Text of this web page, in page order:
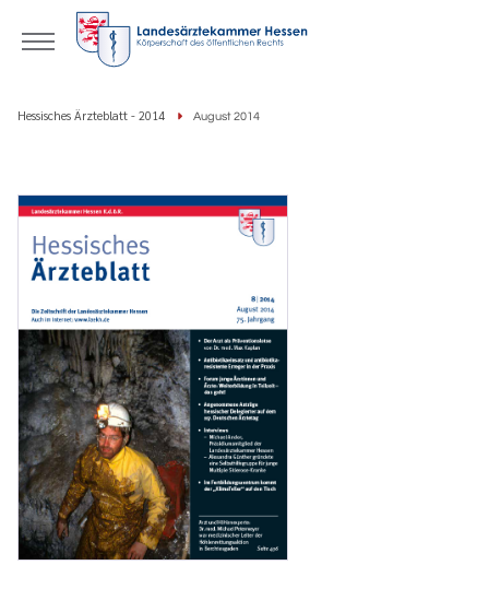
Hessisches Ärzteblatt - 2014 August 2014